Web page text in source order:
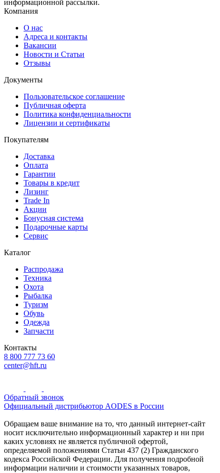
информационной рассылки.
Компания
О нас
Адреса и контакты
Вакансии
Новости и Статьи
Отзывы
Документы
Пользовательское соглашение
Публичная оферта
Политика конфиденциальности
Лицензии и сертификаты
Покупателям
Доставка
Оплата
Гарантии
Товары в кредит
Лизинг
Trade In
Акции
Бонусная система
Подарочные карты
Сервис
Каталог
Распродажа
Техника
Охота
Рыбалка
Туризм
Обувь
Одежда
Запчасти
Контакты
8 800 777 73 60
center@hft.ru
Обратный звонок
Официальный дистрибьютор AODES в России
Обращаем ваше внимание на то, что данный интернет-сайт
носит исключительно информационный характер и ни при
каких условиях не является публичной офертой,
определяемой положениями Статьи 437 (2) Гражданского
кодекса Российской Федерации. Для получения подробной
информации наличии и стоимости указанных товаров,